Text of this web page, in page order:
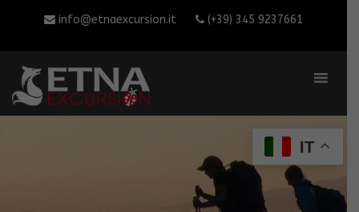
info@etnaexcursion.it (+39) 345 9237661
IT